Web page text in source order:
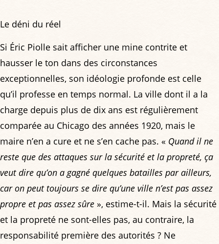
Le déni du réel
Si Éric Piolle sait afficher une mine contrite et
hausser le ton dans des circonstances
exceptionnelles, son idéologie profonde est celle
qu’il professe en temps normal. La ville dont il a la
charge depuis plus de dix ans est régulièrement
comparée au Chicago des années 1920, mais le
maire n’en a cure et ne s’en cache pas. « Quand il ne
reste que des attaques sur la sécurité et la propreté, ça
veut dire qu’on a gagné quelques batailles par ailleurs,
car on peut toujours se dire qu’une ville n’est pas assez
propre et pas assez sûre », estime-t-il. Mais la sécurité
et la propreté ne sont-elles pas, au contraire, la
responsabilité première des autorités ? Ne